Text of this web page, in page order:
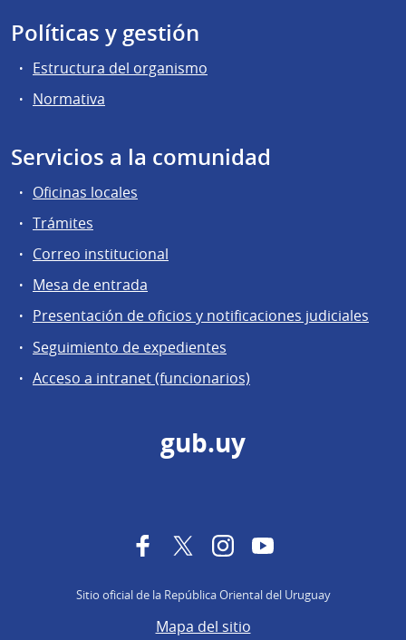
Políticas y gestión
Estructura del organismo
Normativa
Servicios a la comunidad
Oficinas locales
Trámites
Correo institucional
Mesa de entrada
Presentación de oficios y notificaciones judiciales
Seguimiento de expedientes
Acceso a intranet (funcionarios)
gub.uy
FacebookTwitterInstagramYouTube
Sitio oficial de la República Oriental del Uruguay
Mapa del sitio